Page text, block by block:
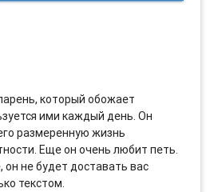
который обожает
ими каждый день. Он
размеренную жизнь
Еще он очень любит петь.
не будет доставать вас
текстом.